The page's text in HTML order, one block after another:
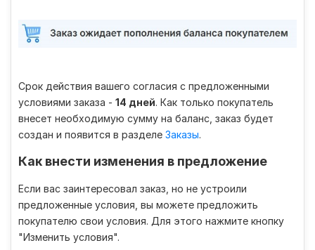
Срок действия вашего согласия с предложенными
условиями заказа - 14 дней. Как только покупатель
внесет необходимую сумму на баланс, заказ будет
создан и появится в разделе Заказы.
Как внести изменения в предложение
Если вас заинтересовал заказ, но не устроили
предложенные условия, вы можете предложить
покупателю свои условия. Для этого нажмите кнопку
"Изменить условия".